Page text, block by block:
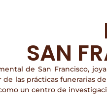
SAN
de San Francisco,
las prácticas funerarias
un centro de